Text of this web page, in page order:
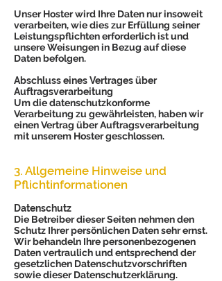
Unser Hoster wird Ihre Daten nur insoweit
verarbeiten, wie dies zur Erfüllung seiner
Leistungspflichten erforderlich ist und
unsere Weisungen in Bezug auf diese
Daten befolgen.
Abschluss eines Vertrages über
Auftragsverarbeitung
Um die datenschutzkonforme
Verarbeitung zu gewährleisten, haben wir
einen Vertrag über Auftragsverarbeitung
mit unserem Hoster geschlossen.
3. Allgemeine Hinweise und
Pflichtinformationen
Datenschutz
Die Betreiber dieser Seiten nehmen den
Schutz Ihrer persönlichen Daten sehr ernst.
Wir behandeln Ihre personenbezogenen
Daten vertraulich und entsprechend der
gesetzlichen Datenschutzvorschriften
sowie dieser Datenschutzerklärung.